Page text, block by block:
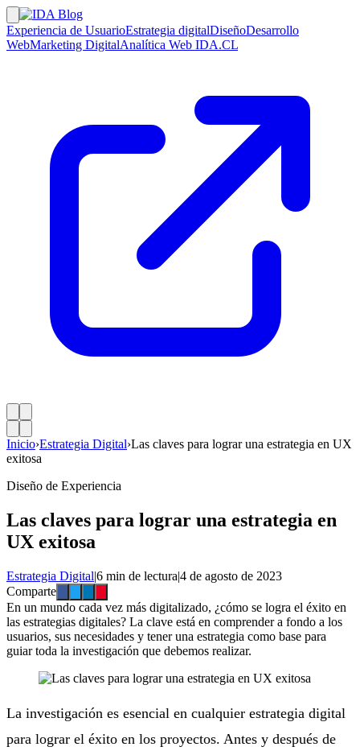
Experiencia de UsuarioEstrategia digitalDiseñoDesarrollo
WebMarketing DigitalAnalítica Web IDA.CL
Inicio›Estrategia Digital›Las claves para lograr una estrategia en UX
exitosa
Diseño de Experiencia
Las claves para lograr una estrategia en
UX exitosa
Estrategia Digital|6 min de lectura|4 de agosto de 2023
Comparte
En un mundo cada vez más digitalizado, ¿cómo se logra el éxito en
las estrategias digitales? La clave está en comprender a fondo a los
usuarios, sus necesidades y tener una estrategia como base para
guiar toda la investigación que debemos realizar.
La investigación es esencial en cualquier estrategia digital
para lograr el éxito en los proyectos. Antes y después de